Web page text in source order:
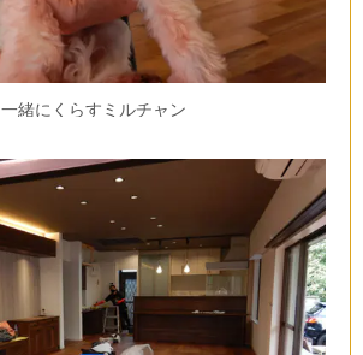
一緒にくらすミルチャン